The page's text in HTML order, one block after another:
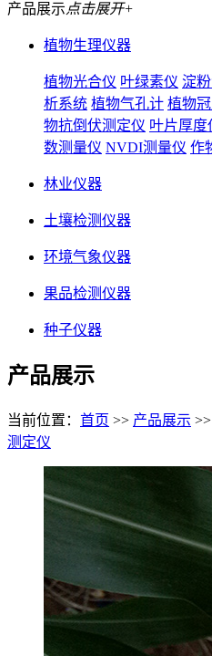
产品展示点击展开+
植物生理仪器
植物光合仪 叶绿素仪 淀
析系统 植物气孔计 植物
物抗倒伏测定仪 叶片厚度
数测量仪 NVDI测量仪 作
林业仪器
土壤检测仪器
环境气象仪器
果品检测仪器
种子仪器
产品展示
当前位置： 首页 >> 产品展示 >>
测定仪